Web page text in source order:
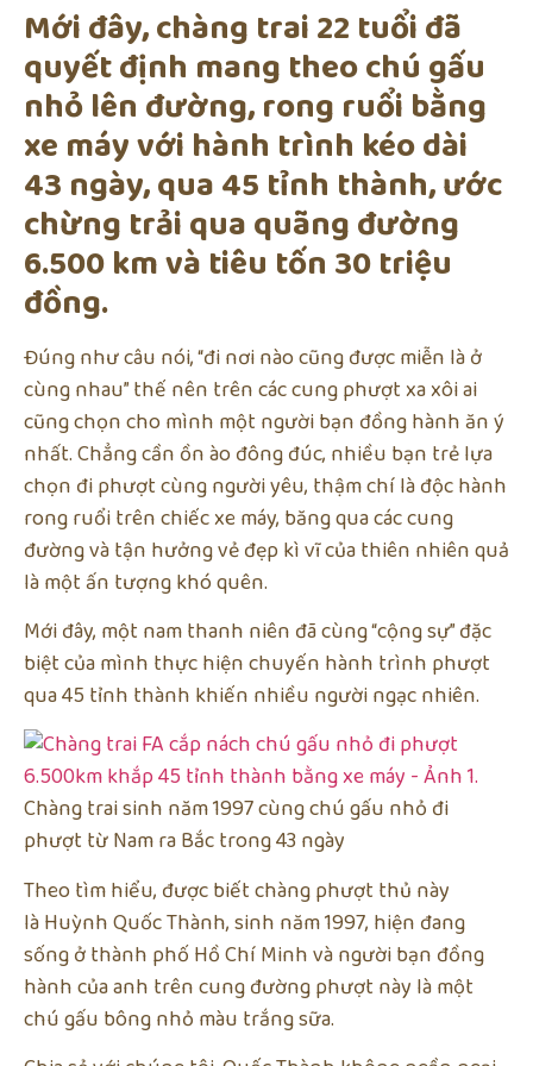
Mới đây, chàng trai 22 tuổi đã
quyết định mang theo chú gấu
nhỏ lên đường, rong ruổi bằng
xe máy với hành trình kéo dài
43 ngày, qua 45 tỉnh thành, ước
chừng trải qua quãng đường
6.500 km và tiêu tốn 30 triệu
đồng.
Đúng như câu nói, “đi nơi nào cũng được miễn là ở
cùng nhau” thế nên trên các cung phượt xa xôi ai
cũng chọn cho mình một người bạn đồng hành ăn ý
nhất. Chẳng cần ồn ào đông đúc, nhiều bạn trẻ lựa
chọn đi phượt cùng người yêu, thậm chí là độc hành
rong ruổi trên chiếc xe máy, băng qua các cung
đường và tận hưởng vẻ đẹp kì vĩ của thiên nhiên quả
là một ấn tượng khó quên.
Mới đây, một nam thanh niên đã cùng “cộng sự” đặc
biệt của mình thực hiện chuyến hành trình phượt
qua 45 tỉnh thành khiến nhiều người ngạc nhiên.
Chàng trai sinh năm 1997 cùng chú gấu nhỏ đi
phượt từ Nam ra Bắc trong 43 ngày
Theo tìm hiểu, được biết chàng phượt thủ này
là Huỳnh Quốc Thành, sinh năm 1997, hiện đang
sống ở thành phố Hồ Chí Minh và người bạn đồng
hành của anh trên cung đường phượt này là một
chú gấu bông nhỏ màu trắng sữa.